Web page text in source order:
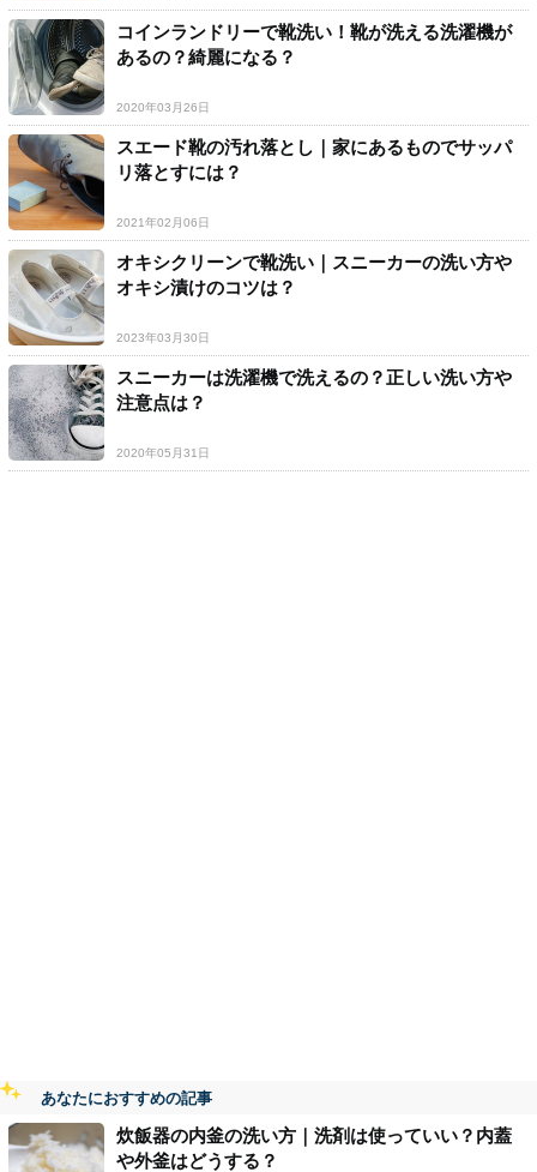
コインランドリーで靴洗い！靴が洗える洗濯機が
あるの？綺麗になる？
2020年03月26日
スエード靴の汚れ落とし｜家にあるものでサッパ
リ落とすには？
2021年02月06日
オキシクリーンで靴洗い｜スニーカーの洗い方や
オキシ漬けのコツは？
2023年03月30日
スニーカーは洗濯機で洗えるの？正しい洗い方や
注意点は？
2020年05月31日
あなたにおすすめの記事
炊飯器の内釜の洗い方｜洗剤は使っていい？内蓋
や外釜はどうする？